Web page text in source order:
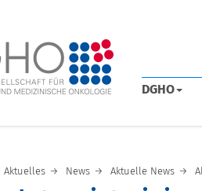
DGHO
Aktuelles News Aktuelle News